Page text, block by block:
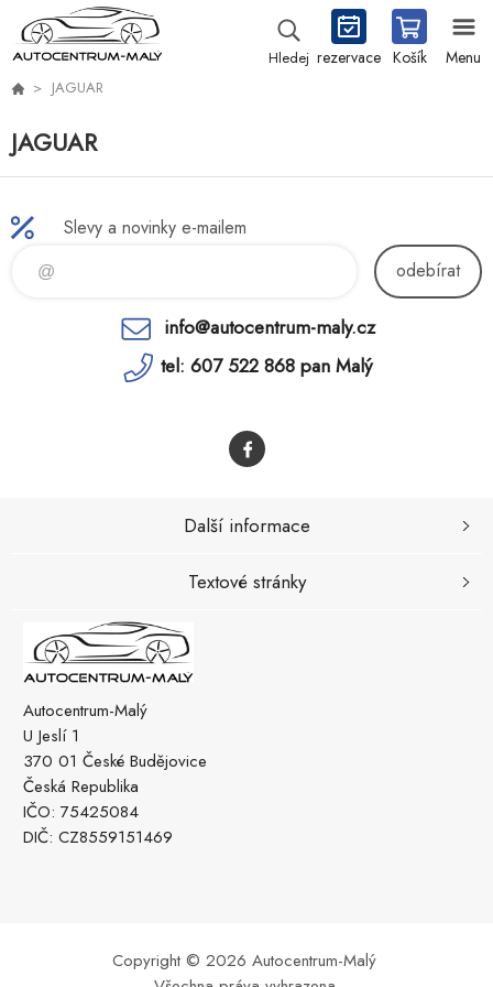
Hledej rezervace Košík Menu
JAGUAR
JAGUAR
Slevy a novinky e-mailem
odebírat
info@autocentrum-maly.cz
tel: 607 522 868 pan Malý
Autocentrum-Malý
U Jeslí 1
370 01 České Budějovice
Česká Republika
IČO: 75425084
DIČ: CZ8559151469
Další informace
Textové stránky
Copyright © 2026 Autocentrum-Malý